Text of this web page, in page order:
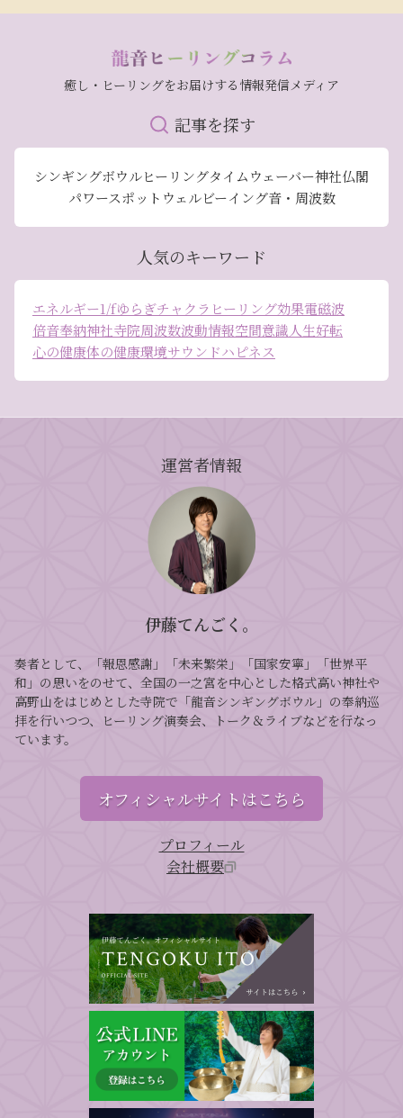
癒し・ヒーリングをお届けする情報発信メディア
記事を探す
シンギングボウルヒーリングタイムウェーバー神社仏閣
パワースポット ウェルビーイング音・周波数
人気のキーワード
エネルギー1/fゆらぎチャクラ ヒーリング効果電磁波
倍音奉納神社寺院周波数波動情報空間意識人生好転
心の健康体の健康環境サウンドハピネス
運営者情報
伊藤てんごく。
奏者として、「報恩感謝」「未来繁栄」「国家安寧」「世界平
和」の思いをのせて、全国の一之宮を中心とした格式高い神社や
高野山をはじめとした寺院で「龍音シンギングボウル」の奉納巡
拝を行いつつ、ヒーリング演奏会、トーク＆ライブなどを行なっ
ています。
オフィシャルサイトはこちら
プロフィール
会社概要